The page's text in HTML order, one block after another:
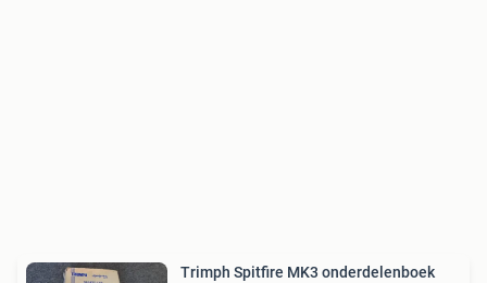
Trimph Spitfire MK3 onderdelenboek